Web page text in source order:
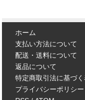
ホーム
支払い方法について
配送・送料について
返品について
特定商取引法に基づ
プライバシーポリシー